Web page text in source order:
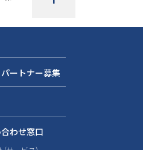
ートナー募集
わせ窓口